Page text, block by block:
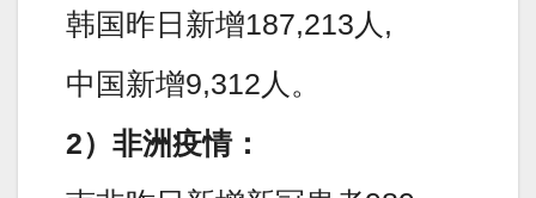
韩国昨日新增187,213人,
中国新增9,312人。
2）非洲疫情：